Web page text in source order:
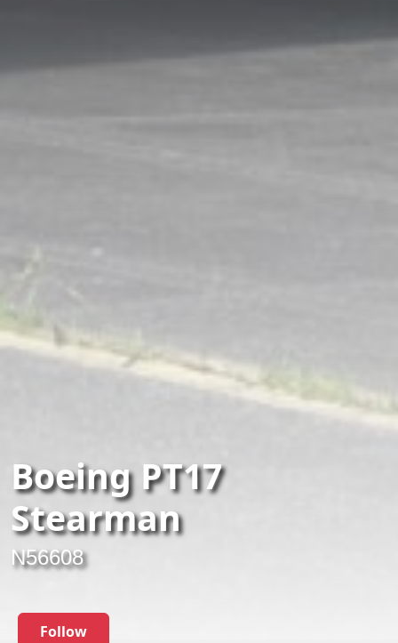
Boeing PT17
Stearman
N56608
Follow